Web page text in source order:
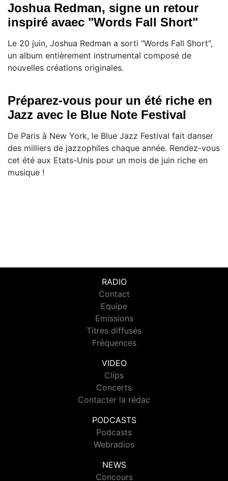
Joshua Redman, signe un retour
inspiré avaec "Words Fall Short"
Le 20 juin, Joshua Redman a sorti "Words Fall Short",
un album entièrement instrumental composé de
nouvelles créations originales.
Préparez-vous pour un été riche en
Jazz avec le Blue Note Festival
De Paris à New York, le Blue Jazz Festival fait danser
des milliers de jazzophiles chaque année. Rendez-vous
cet été aux Etats-Unis pour un mois de juin riche en
musique !
RADIO
Contact
Equipe
Emissions
Titres diffusés
Fréquences
VIDEO
Clips
Concerts
Contacter la rédac
PODCASTS
Podcasts
Webradios
NEWS
Concours